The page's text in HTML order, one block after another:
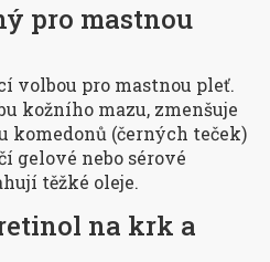
pro mastnou
volbou pro mastnou pleť.
kožního mazu, zmenšuje
komedonů (černých teček)
gelové nebo sérové
těžké oleje.
na krk a